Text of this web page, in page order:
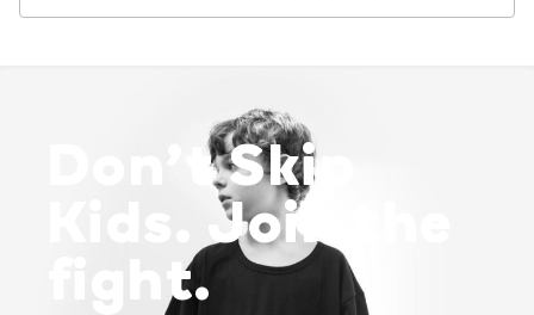
Don’t Skip
Kids. Join the
fight.